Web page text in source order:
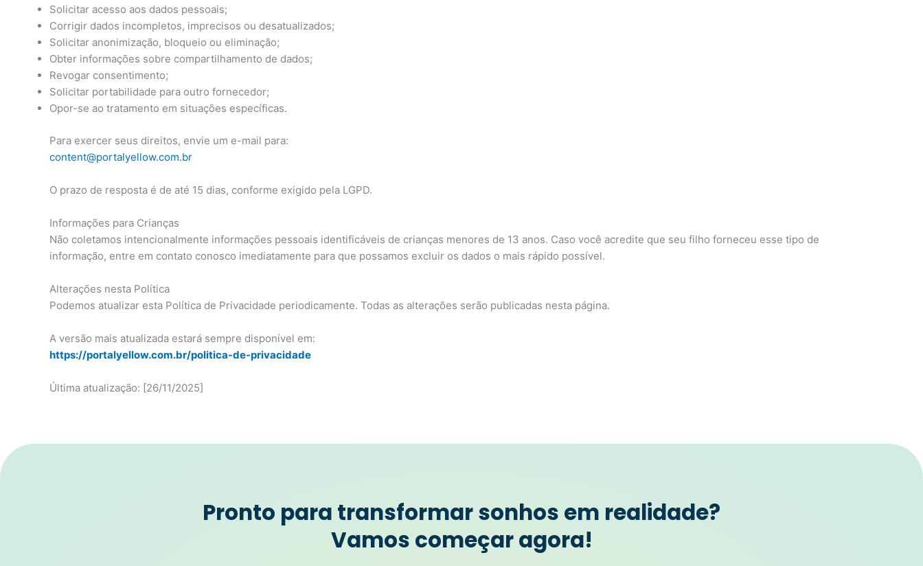
Solicitar acesso aos dados pessoais;
Corrigir dados incompletos, imprecisos ou desatualizados;
Solicitar anonimização, bloqueio ou eliminação;
Obter informações sobre compartilhamento de dados;
Revogar consentimento;
Solicitar portabilidade para outro fornecedor;
Opor-se ao tratamento em situações específicas.
Para exercer seus direitos, envie um e-mail para:
content@portalyellow.com.br
O prazo de resposta é de até 15 dias, conforme exigido pela LGPD.
Informações para Crianças
Não coletamos intencionalmente informações pessoais identificáveis de crianças menores de 13 anos. Caso você acredite que seu filho forneceu esse tipo de
informação, entre em contato conosco imediatamente para que possamos excluir os dados o mais rápido possível.
Alterações nesta Política
Podemos atualizar esta Política de Privacidade periodicamente. Todas as alterações serão publicadas nesta página.
A versão mais atualizada estará sempre disponível em:
https://portalyellow.com.br/politica-de-privacidade
Última atualização: [26/11/2025]
Pronto para transformar sonhos em realidade?
Vamos começar agora!